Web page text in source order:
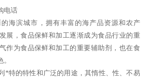
电话
海滨城市，拥有丰富的海产品资源和农产
展，食品保鲜和加工逐渐成为食品行业的重
作为食品保鲜和加工的重要辅助剂，也在食
*特的特性和广泛的用途，其惰性、性、不易